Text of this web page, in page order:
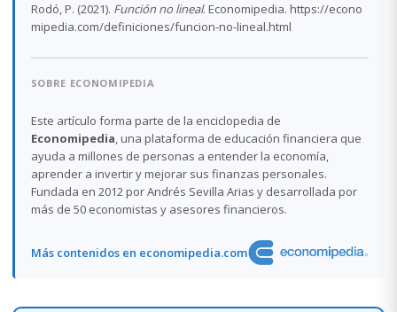
Rodó, P. (2021). Función no lineal. Economipedia. https://econo
mipedia.com/definiciones/funcion-no-lineal.html
SOBRE ECONOMIPEDIA
Este artículo forma parte de la enciclopedia de
Economipedia, una plataforma de educación financiera que
ayuda a millones de personas a entender la economía,
aprender a invertir y mejorar sus finanzas personales.
Fundada en 2012 por Andrés Sevilla Arias y desarrollada por
más de 50 economistas y asesores financieros.
Más contenidos en economipedia.com